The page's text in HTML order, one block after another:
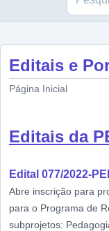
Editais e
Página Inicial
Editais da
Edital 077/2022-
Abre inscrição para
para o Programa de
subprojetos: